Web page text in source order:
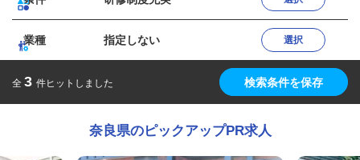
業種 指定しない 選択
全 3 件ヒットしました 検索条件を保存
奈良県のピックアップPR求人